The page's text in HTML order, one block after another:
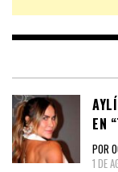
EN
POR
1 DE